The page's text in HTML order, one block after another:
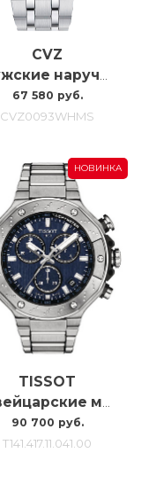
CVZ
67 580 руб.
CVZ0093WHMS
НОВИНКА
TISSOT
90 700 руб.
T141.417.11.041.00